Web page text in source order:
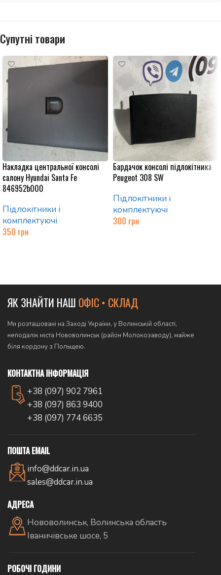
Супутні товари
Накладка центральної консолі
салону Hyundai Santa Fe
846952b000
Підлокітники і
комплектуючі
350 грн
Бардачок консолі підлокітника
Peugeot 308 SW
Підлокітники і
комплектуючі
300 грн
ЯК ЗНАЙТИ НАШ ОФІС • СКЛАД
Ми розташовані на Заході України, у Волинській області,
неподалік міста Нововолинськ (район Молокозаводу), майже
біля кордону з Польщею.
КОНТАКТНА ІНФОРМАЦІЯ
+38 (097) 902 7961
+38 (097) 863 9400
+38 (097) 774 6635
ПОШТА EMAIL
info@ddcar.in.ua
sales@ddcar.in.ua
АДРЕСА
Нововолинськ, Волинська область
Іваничівське шосе, 5
РОБОЧІ ГОДИНИ